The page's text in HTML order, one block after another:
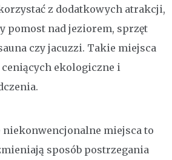
z dodatkowych atrakcji,
pomost nad jeziorem, sprzęt
czy jacuzzi. Takie miejsca
ceniących ekologiczne i
niekonwencjonalne miejsca to
sposób postrzegania